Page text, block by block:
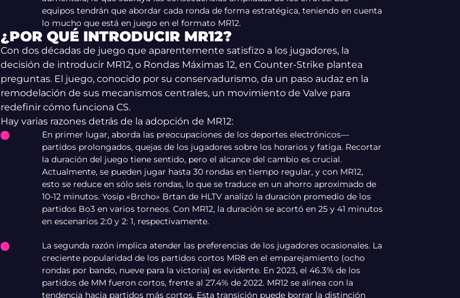
equipos tendrán que abordar cada ronda de forma estratégica, teniendo en cuenta
lo mucho que está en juego en el formato MR12.
¿POR QUÉ INTRODUCIR MR12?
Con dos décadas de juego que aparentemente satisfizo a los jugadores, la
decisión de introducir MR12, o Rondas Máximas 12, en Counter-Strike plantea
preguntas. El juego, conocido por su conservadurismo, da un paso audaz en la
remodelación de sus mecanismos centrales, un movimiento de Valve para
redefinir cómo funciona CS.
Hay varias razones detrás de la adopción de MR12:
En primer lugar, aborda las preocupaciones de los deportes electrónicos—
partidos prolongados, quejas de los jugadores sobre los horarios y fatiga. Recortar
la duración del juego tiene sentido, pero el alcance del cambio es crucial.
Actualmente, se pueden jugar hasta 30 rondas en tiempo regular, y con MR12,
esto se reduce en sólo seis rondas, lo que se traduce en un ahorro aproximado de
10-12 minutos. Yosip «Brcho» Brtan de HLTV analizó la duración promedio de los
partidos Bo3 en varios torneos. Con MR12, la duración se acortó en 25 y 41 minutos
en escenarios 2:0 y 2: 1, respectivamente.
La segunda razón implica atender las preferencias de los jugadores ocasionales. La
creciente popularidad de los partidos cortos MR8 en el emparejamiento (ocho
rondas por bando, nueve para la victoria) es evidente. En 2023, el 46.3% de los
partidos de MM fueron cortos, frente al 27.4% de 2022. MR12 se alinea con la
tendencia hacia partidos más cortos. Esta transición puede borrar la distinción